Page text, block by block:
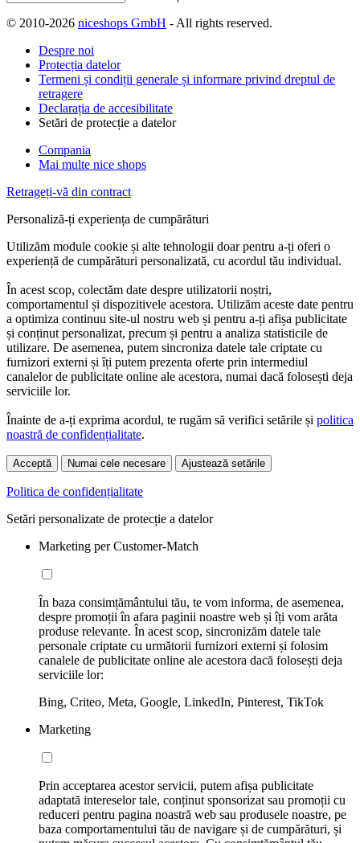
© 2010-2026 niceshops GmbH - All rights reserved.
Despre noi
Protecția datelor
Termeni și condiții generale și informare privind dreptul de
retragere
Declarația de accesibilitate
Setări de protecție a datelor
Compania
Mai multe nice shops
Retrageți-vă din contract
Personaliză-ți experiența de cumpărături
Utilizăm module cookie și alte tehnologii doar pentru a-ți oferi o
experiență de cumpărături personalizată, cu acordul tău individual.
În acest scop, colectăm date despre utilizatorii noștri,
comportamentul și dispozitivele acestora. Utilizăm aceste date pentru
a optimiza continuu site-ul nostru web și pentru a-ți afișa publicitate
și conținut personalizat, precum și pentru a analiza statisticile de
utilizare. De asemenea, putem sincroniza datele tale criptate cu
furnizori externi și îți putem prezenta oferte prin intermediul
canalelor de publicitate online ale acestora, numai dacă folosești deja
serviciile lor.
Înainte de a-ți exprima acordul, te rugăm să verifici setările și politica
noastră de confidențialitate.
Acceptă Numai cele necesare Ajustează setările
Politica de confidențialitate
Setări personalizate de protecție a datelor
Marketing per Customer-Match
În baza consimțământului tău, te vom informa, de asemenea,
despre promoții în afara paginii noastre web și îți vom arăta
produse relevante. În acest scop, sincronizăm datele tale
personale criptate cu următorii furnizori externi și folosim
canalele de publicitate online ale acestora dacă folosești deja
serviciile lor:
Bing, Criteo, Meta, Google, LinkedIn, Pinterest, TikTok
Marketing
Prin acceptarea acestor servicii, putem afișa publicitate
adaptată intereselor tale, conținut sponsorizat sau promoții cu
reduceri pentru pagina noastră web sau produsele noastre, pe
baza comportamentului tău de navigare și de cumpărături, și